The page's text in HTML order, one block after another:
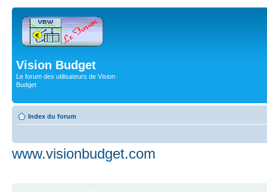
Vision Budget
Le forum des utilisateurs de Vision
Budget
Index du forum
www.visionbudget.com